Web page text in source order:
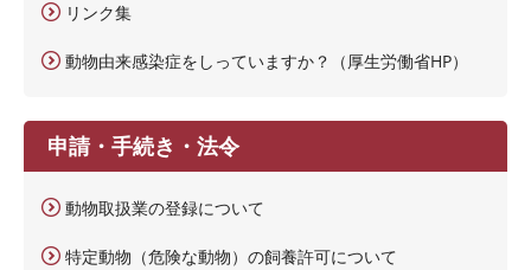
リンク集
動物由来感染症をしっていますか？（厚生労働省HP）
申請・手続き・法令
動物取扱業の登録について
特定動物（危険な動物）の飼養許可について